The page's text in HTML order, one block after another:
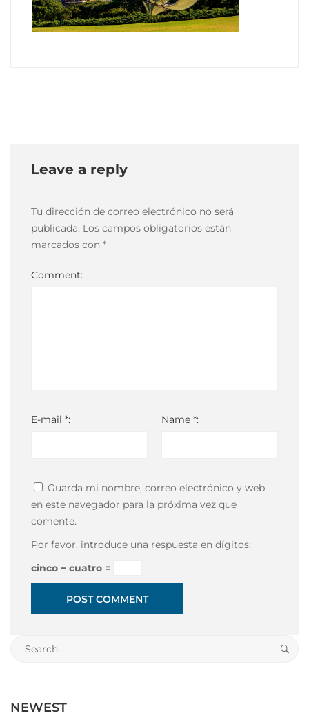
Leave a reply
Tu dirección de correo electrónico no será
publicada. Los campos obligatorios están
marcados con *
Comment:
E-mail *: Name *:
Guarda mi nombre, correo electrónico y web
en este navegador para la próxima vez que
comente.
Por favor, introduce una respuesta en dígitos:
cinco − cuatro =
Search
NEWEST